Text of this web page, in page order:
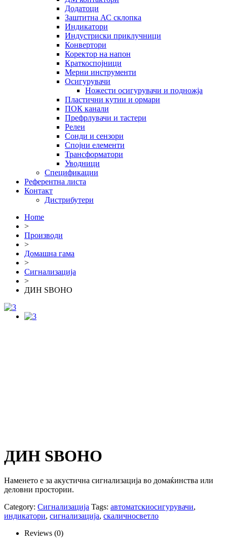
Додатоци
Заштитна АС склопка
Индикатори
Индустриски приклучници
Конвертори
Коректор на напон
Краткоспојници
Мерни инструменти
Осигурувачи
Ножести осигурувачи и подножја
Пластични кутии и ормари
ПОК канали
Префрлувачи и тастери
Релеи
Сонди и сензори
Спојни елементи
Трансформатори
Уводници
Спецификации
Референтна листа
Контакт
Дистрибутери
Home
>
Производи
>
Домашна гама
>
Сигнализација
>
ДИН ЅВОНО
ДИН ЅВОНО
Наменето е за акустична сигнализација во домаќинства или
деловни простории.
Category: Сигнализација Tags: автоматскиосигурувачи,
индикатори, сигнализација, скаличносветло
Reviews (0)